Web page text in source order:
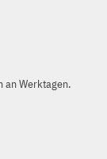
an Werktagen.